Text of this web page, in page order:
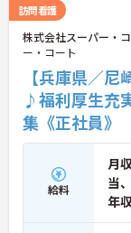
訪問看護
株式会社スーパー・
ー・コート
【兵庫県／
♪福利厚生充
集《正社員》
給料
月
当
年